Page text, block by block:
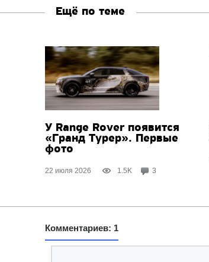
Ещё по теме
У Range Rover появится
«Гранд Турер». Первые
фото
22 июля 2026 1.5K 3
Комментариев: 1